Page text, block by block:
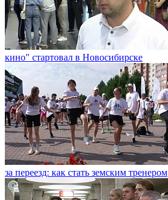
кино" стартовал в Новосибирске
за переезд: как стать земским тренером